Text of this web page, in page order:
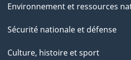
Environnement et ressources
Sécurité nationale et défense
Culture, histoire et sport